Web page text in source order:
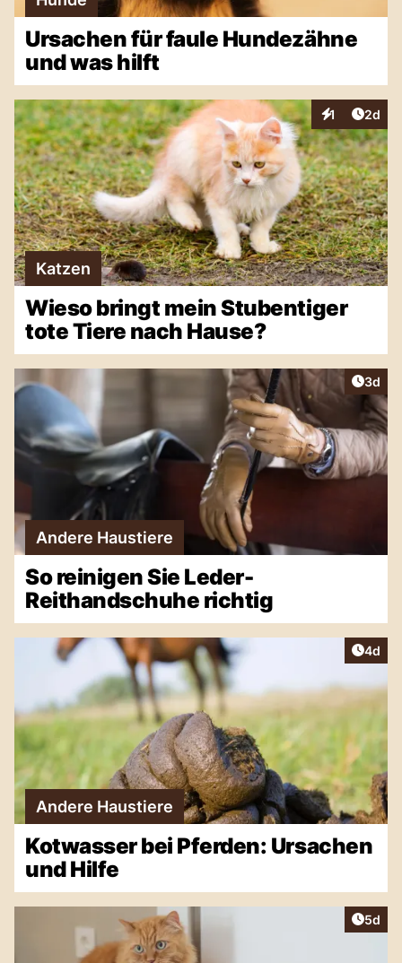
Ursachen für faule Hundezähne
und was hilft
1
Interaktionen
2d
Katzen
Wieso bringt mein Stubentiger
tote Tiere nach Hause?
3d
Andere Haustiere
So reinigen Sie Leder-
Reithandschuhe richtig
4d
Andere Haustiere
Kotwasser bei Pferden: Ursachen
und Hilfe
5d